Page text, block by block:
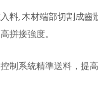
入料, 木材端部切割成齒
拼接強度。
制系統精準送料，提